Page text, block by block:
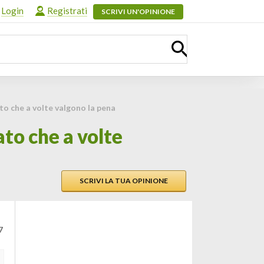
Login Registrati SCRIVI UN'OPINIONE
che a volte valgono la pena
che a volte
SCRIVI LA TUA OPINIONE